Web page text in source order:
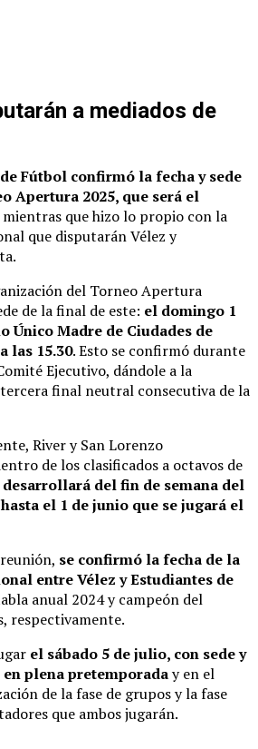
a mediados de
Fútbol confirmó la fecha y sede
Apertura 2025, que será el
mientras que hizo lo propio con la
que disputarán Vélez y
del Torneo Apertura
de la final de este: el domingo 1
Único Madre de Ciudades de
las 15.30. Esto se confirmó durante
Ejecutivo, dándole a la
final neutral consecutiva de la
River y San Lorenzo
de los clasificados a octavos de
del fin de semana del
el 1 de junio que se jugará el
se confirmó la fecha de la
entre Vélez y Estudiantes de
anual 2024 y campeón del
respectivamente.
el sábado 5 de julio, con sede y
plena pretemporaday en el
de la fase de grupos y la fase
que ambos jugarán.